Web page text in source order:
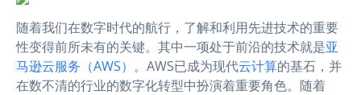
r
随着我们在数字时代的航行，了解和利用先进技术的重要
性变得前所未有的关键。其中一项处于前沿的技术就是亚
马逊云服务（AWS） 。AWS已成为现代云计算的基石，并
在数不清的行业的数字化转型中扮演着重要角色。随着